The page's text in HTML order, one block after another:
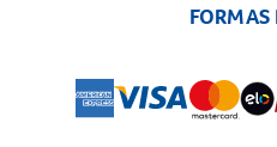
FORMAS